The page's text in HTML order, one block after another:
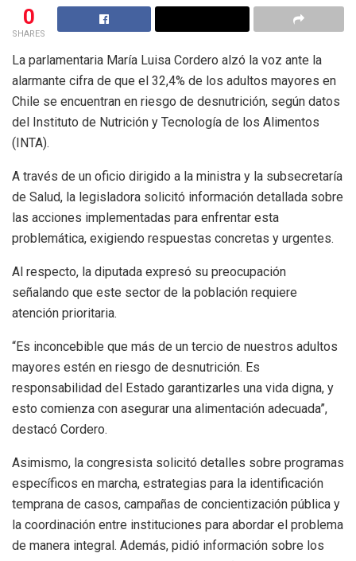
0
SHARES
La parlamentaria María Luisa Cordero alzó la voz ante la
alarmante cifra de que el 32,4% de los adultos mayores en
Chile se encuentran en riesgo de desnutrición, según datos
del Instituto de Nutrición y Tecnología de los Alimentos
(INTA).
A través de un oficio dirigido a la ministra y la subsecretaría
de Salud, la legisladora solicitó información detallada sobre
las acciones implementadas para enfrentar esta
problemática, exigiendo respuestas concretas y urgentes.
Al respecto, la diputada expresó su preocupación
señalando que este sector de la población requiere
atención prioritaria.
“Es inconcebible que más de un tercio de nuestros adultos
mayores estén en riesgo de desnutrición. Es
responsabilidad del Estado garantizarles una vida digna, y
esto comienza con asegurar una alimentación adecuada”,
destacó Cordero.
Asimismo, la congresista solicitó detalles sobre programas
específicos en marcha, estrategias para la identificación
temprana de casos, campañas de concientización pública y
la coordinación entre instituciones para abordar el problema
de manera integral. Además, pidió información sobre los